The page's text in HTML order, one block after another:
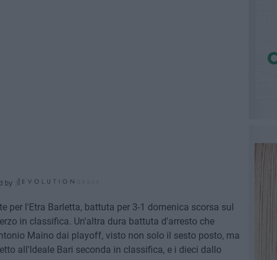
by
per l'Etra Barletta, battuta per 3-1 domenica scorsa sul
in classifica. Un'altra dura battuta d'arresto che
Maino dai playoff, visto non solo il sesto posto, ma
all'Ideale Bari seconda in classifica, e i dieci dallo